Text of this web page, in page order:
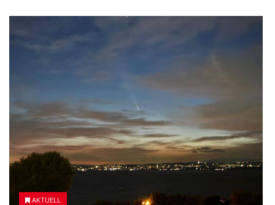
AKTUELL